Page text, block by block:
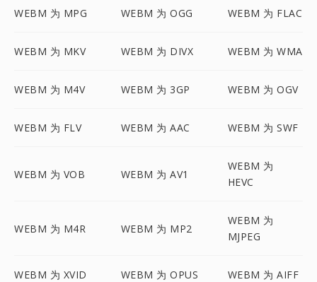
WEBM 为 MPG WEBM 为 OGG WEBM 为 FLAC
WEBM 为 MKV WEBM 为 DIVX WEBM 为 WMA
WEBM 为 M4V WEBM 为 3GP WEBM 为 OGV
WEBM 为 FLV WEBM 为 AAC WEBM 为 SWF
WEBM 为 VOB WEBM 为 AV1
WEBM 为
HEVC
WEBM 为 M4R WEBM 为 MP2
WEBM 为
MJPEG
WEBM 为 XVID WEBM 为 OPUS WEBM 为 AIFF